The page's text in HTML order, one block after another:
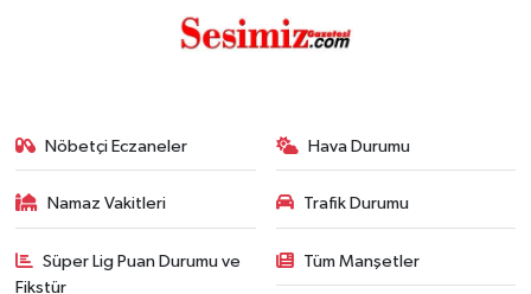
Nöbetçi Eczaneler Hava Durumu
Namaz Vakitleri Trafik Durumu
Süper Lig Puan Durumu ve
Fikstür
Tüm Manşetler